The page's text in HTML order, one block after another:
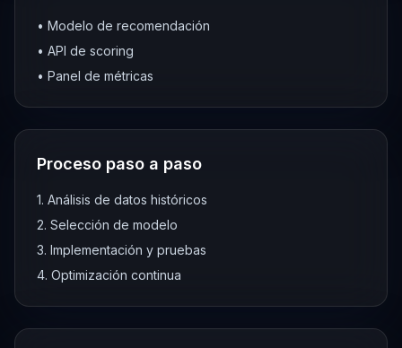
• Modelo de recomendación
• API de scoring
• Panel de métricas
Proceso paso a paso
1. Análisis de datos históricos
2. Selección de modelo
3. Implementación y pruebas
4. Optimización continua